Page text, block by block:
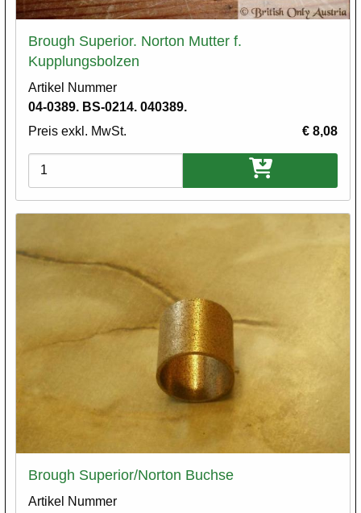
Brough Superior. Norton Mutter f.
Kupplungsbolzen
Artikel Nummer
04-0389. BS-0214. 040389.
Preis exkl. MwSt.
€ 8,08
Varianten
Brough Superior/Norton Buchse
Artikel Nummer